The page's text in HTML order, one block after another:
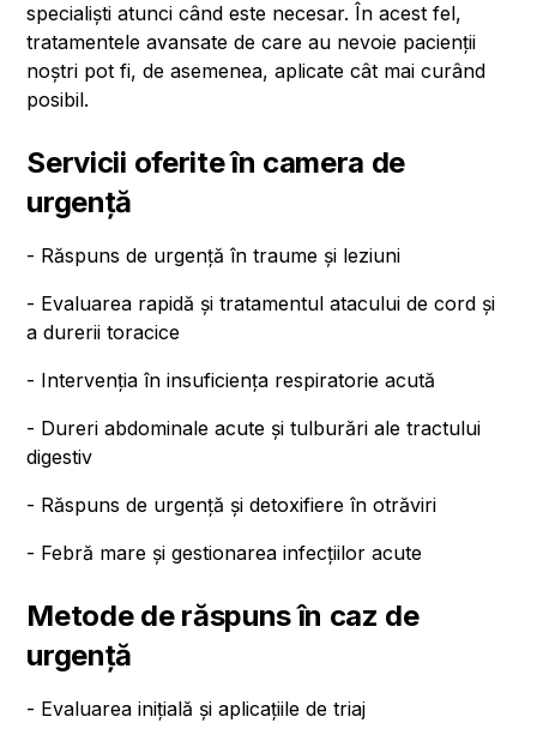
specialiști atunci când este necesar. În acest fel,
tratamentele avansate de care au nevoie pacienții
noștri pot fi, de asemenea, aplicate cât mai curând
posibil.
Servicii oferite în camera de
urgență
- Răspuns de urgență în traume și leziuni
- Evaluarea rapidă și tratamentul atacului de cord și
a durerii toracice
- Intervenția în insuficiența respiratorie acută
- Dureri abdominale acute și tulburări ale tractului
digestiv
- Răspuns de urgență și detoxifiere în otrăviri
- Febră mare și gestionarea infecțiilor acute
Metode de răspuns în caz de
urgență
- Evaluarea inițială și aplicațiile de triaj